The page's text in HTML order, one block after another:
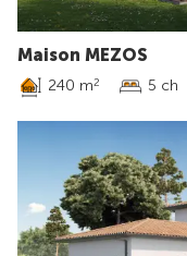
Maison MEZOS
240 m2 5 ch